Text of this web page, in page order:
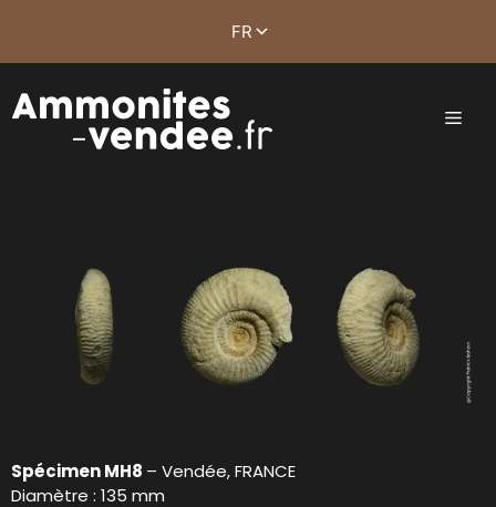
Spécimen MH8 – Vendée, FRANCE
Diamètre : 135 mm